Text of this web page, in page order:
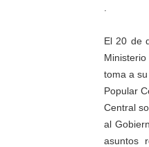
El 20 de
toma a
Popular
Central
al
asuntos